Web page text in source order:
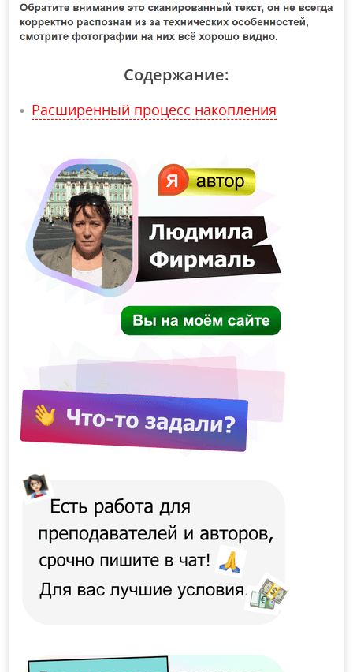
Содержание:
Расширенный процесс накопления